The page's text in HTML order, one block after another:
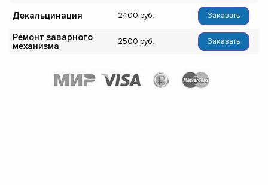
Декальцинация 2400 Заказать
Ремонт заварного
механизма
2500 Заказать